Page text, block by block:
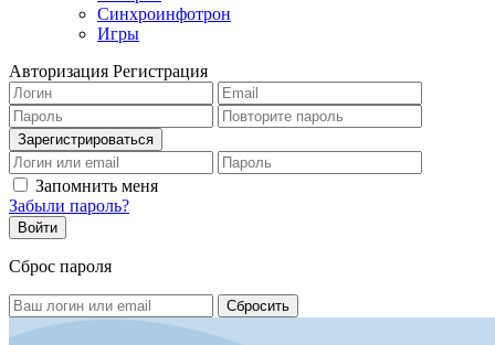
Синхроинфотрон
Игры
Авторизация Регистрация
Запомнить меня
Забыли пароль?
Сброс пароля